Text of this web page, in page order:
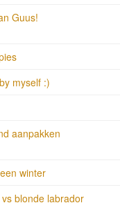
Guus!
myself :)
aanpakken
winter
blonde labrador